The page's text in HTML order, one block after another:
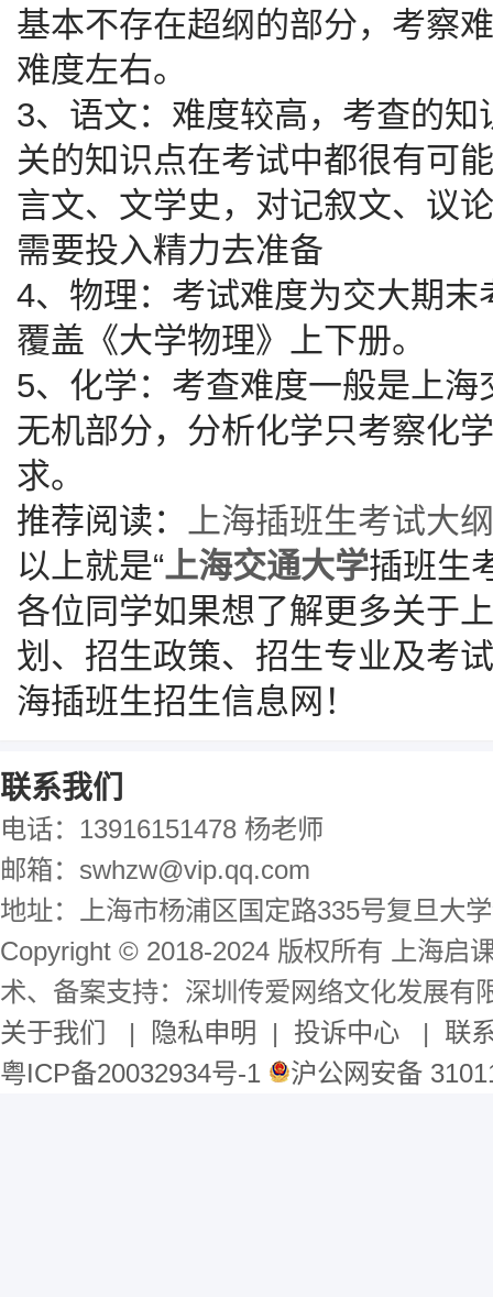
基本不存在超纲的部分，考察
难度左右。
3、语文：难度较高，考查的
关的知识点在考试中都很有可
言文、文学史，对记叙文、议
需要投入精力去准备
4、物理：考试难度为交大期
覆盖《大学物理》上下册。
5、化学：考查难度一般是上
无机部分，分析化学只考察化
求。
推荐阅读： 上海插班生考试大
以上就是“上海交通大学插班生
各位同学如果想了解更多关于
划、招生政策、招生专业及考
海插班生招生信息网！
联系我们
电话：13916151478 杨老师
邮箱：swhzw@vip.qq.com
地址：上海市杨浦区国定路335号复旦大
Copyright © 2018-2024 版权所有 上海启
术、备案支持：深圳传爱网络文化发展有
关于我们
| 隐私申明 | 投诉中心 | 联
粤ICP备20032934号-1
沪公网安备